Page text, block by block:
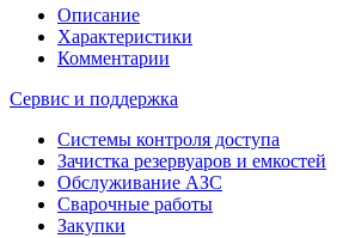
Описание
Характеристики
Комментарии
Сервис и поддержка
Системы контроля доступа
Зачистка резервуаров и емкостей
Обслуживание АЗС
Сварочные работы
Закупки